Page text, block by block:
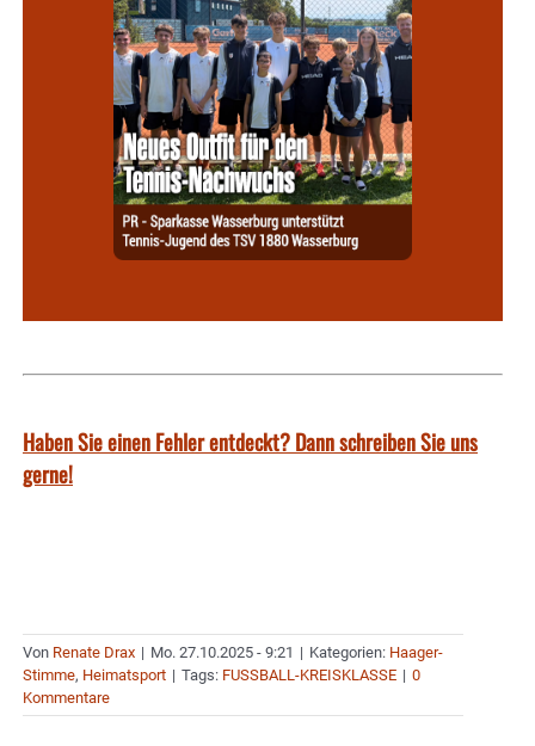
Haben Sie einen Fehler entdeckt? Dann schreiben Sie uns
gerne!
Von Renate Drax | Mo. 27.10.2025 - 9:21 | Kategorien: Haager-
Stimme, Heimatsport | Tags: FUSSBALL-KREISKLASSE | 0
Kommentare